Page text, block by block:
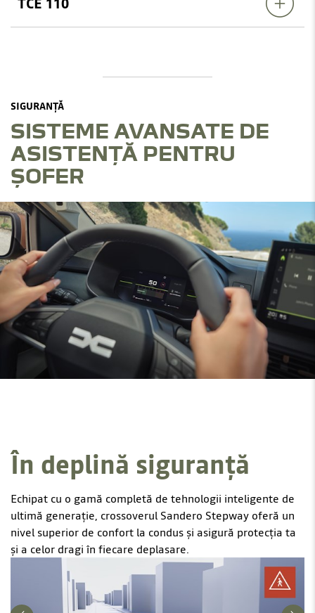
SIGURANȚĂ
SISTEME AVANSATE DE
ASISTENȚĂ PENTRU
ȘOFER
În deplină siguranță
Echipat cu o gamă completă de tehnologii inteligente de
ultimă generație, crossoverul Sandero Stepway oferă un
nivel superior de confort la condus și asigură protecția ta
și a celor dragi în fiecare deplasare.